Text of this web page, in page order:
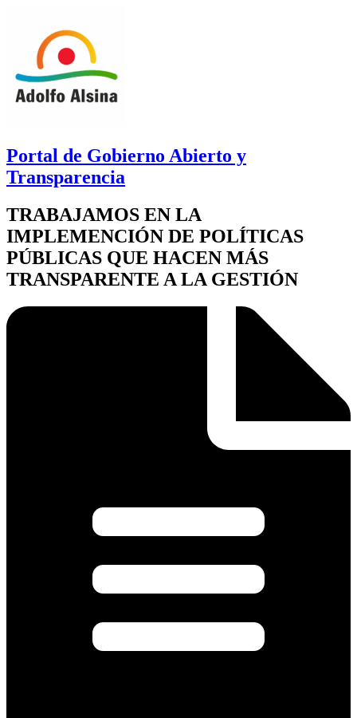
Portal de Gobierno Abierto y
Transparencia
TRABAJAMOS EN LA
IMPLEMENCIÓN DE POLÍTICAS
PÚBLICAS QUE HACEN MÁS
TRANSPARENTE A LA GESTIÓN